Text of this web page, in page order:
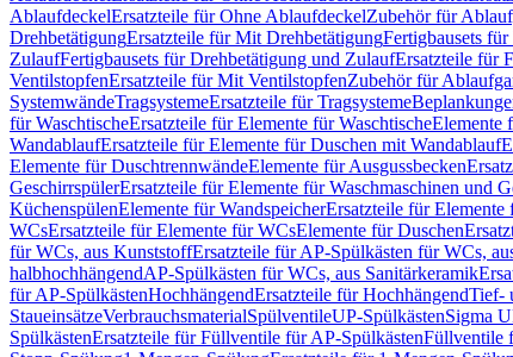
AblaufdeckelErsatzteile für Ohne AblaufdeckelZubehör für
DrehbetätigungErsatzteile für Mit DrehbetätigungFertigbausets
ZulaufFertigbausets für Drehbetätigung und ZulaufErsatzteile für
VentilstopfenErsatzteile für Mit VentilstopfenZubehör für
SystemwändeTragsystemeErsatzteile für Tragsysteme
für WaschtischeErsatzteile für Elemente für WaschtischeElemente
WandablaufErsatzteile für Elemente für Duschen mit Wandablauf
Elemente für DuschtrennwändeElemente für Ausgussbecken
GeschirrspülerErsatzteile für Elemente für Waschmaschinen und
KüchenspülenElemente für WandspeicherErsatzteile für Elemente
WCsErsatzteile für Elemente für WCsElemente für Duschen
für WCs, aus KunststoffErsatzteile für AP-Spülkästen für WCs,
halbhochhängendAP-Spülkästen für WCs, aus Sanitärkeramik
für AP-SpülkästenHochhängendErsatzteile für HochhängendTief-
StaueinsätzeVerbrauchsmaterialSpülventileUP-SpülkästenSigma
SpülkästenErsatzteile für Füllventile für AP-SpülkästenFüllventile